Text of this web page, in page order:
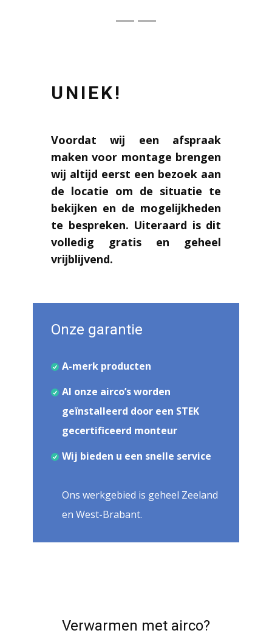
UNIEK!
Voordat wij een afspraak
maken voor montage brengen
wij altijd eerst een bezoek aan
de locatie om de situatie te
bekijken en de mogelijkheden
te bespreken. Uiteraard is dit
volledig gratis en geheel
vrijblijvend.
Onze garantie
A-merk producten
Al onze airco’s worden
geïnstalleerd door een STEK
gecertificeerd monteur
Wij bieden u een snelle service
Ons werkgebied is geheel Zeeland
en West-Brabant.
Verwarmen met airco?